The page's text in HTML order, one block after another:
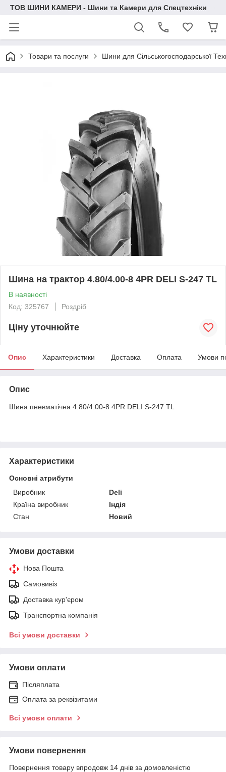
ТОВ ШИНИ КАМЕРИ - Шини та Камери для Спецтехніки
Товари та послуги Шини для Сільськогосподарської
Шина на трактор 4.80/4.00-8 4PR DELI S-247 TL
В наявності
Код: 325767
Роздріб
Ціну уточнюйте
Опис Характеристики Доставка Оплата Умови
Опис
Шина пневматічна 4.80/4.00-8 4PR DELI S-247 TL
Характеристики
Основні атрибути
Виробник
Deli
Країна виробник
Індія
Стан
Новий
Умови доставки
Нова Пошта
Самовивіз
Доставка кур'єром
Транспортна компанія
Всі умови доставки
Умови оплати
Післяплата
Оплата за реквізитами
Всі умови оплати
Умови повернення
Повернення товару впродовж 14 днів за домовленістю